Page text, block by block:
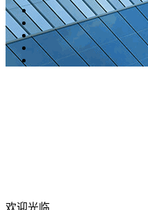
欢迎光临